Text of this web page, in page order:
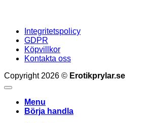
Integritetspolicy
GDPR
Köpvillkor
Kontakta oss
Copyright 2026 © Erotikprylar.se
Menu
Börja handla